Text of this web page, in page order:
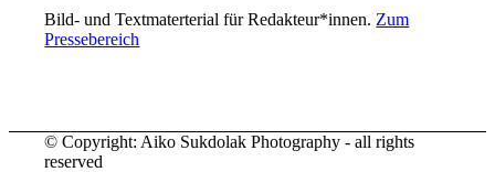
Bild- und Textmaterterial für Redakteur*innen. Zum
Pressebereich
© Copyright: Aiko Sukdolak Photography - all rights
reserved